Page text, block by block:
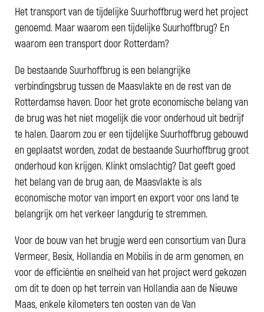
Het transport van de tijdelijke Suurhoffbrug werd het project
genoemd. Maar waarom een tijdelijke Suurhoffbrug? En
waarom een transport door Rotterdam?
De bestaande Suurhoffbrug is een belangrijke
verbindingsbrug tussen de Maasvlakte en de rest van de
Rotterdamse haven. Door het grote economische belang van
de brug was het niet mogelijk die voor onderhoud uit bedrijf
te halen. Daarom zou er een tijdelijke Suurhoffbrug gebouwd
en geplaatst worden, zodat de bestaande Suurhoffbrug groot
onderhoud kon krijgen. Klinkt omslachtig? Dat geeft goed
het belang van de brug aan, de Maasvlakte is als
economische motor van import en export voor ons land te
belangrijk om het verkeer langdurig te stremmen.
Voor de bouw van het brugje werd een consortium van Dura
Vermeer, Besix, Hollandia en Mobilis in de arm genomen, en
voor de efficiëntie en snelheid van het project werd gekozen
om dit te doen op het terrein van Hollandia aan de Nieuwe
Maas, enkele kilometers ten oosten van de Van